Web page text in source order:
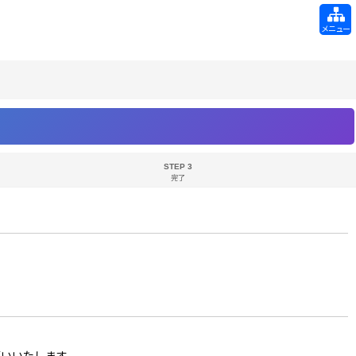
メニュー
STEP 3
完了